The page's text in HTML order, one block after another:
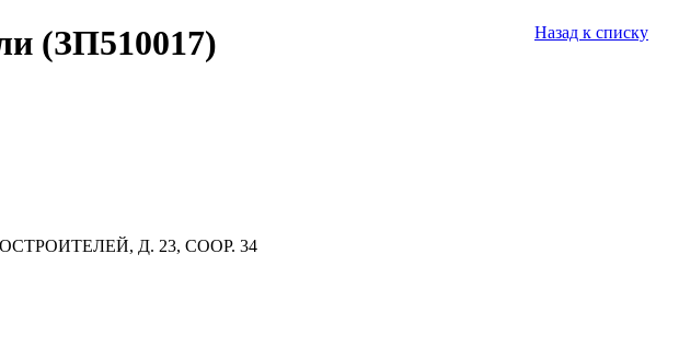
Назад к списку
(ЗП510017)
Д. 23, СООР. 34